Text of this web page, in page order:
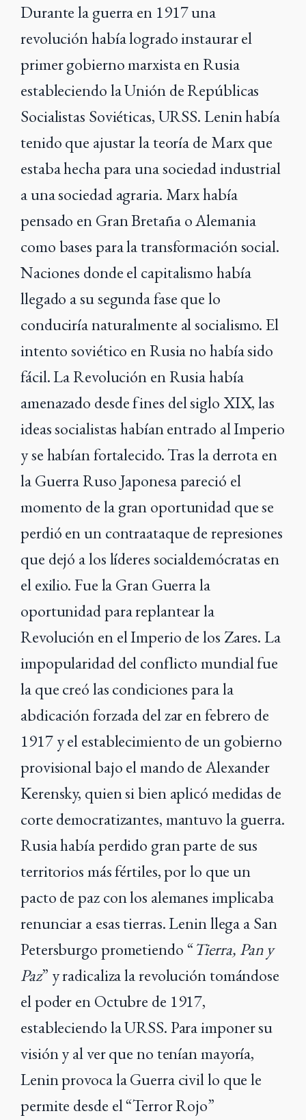
Durante la guerra en 1917 una
revolución había logrado instaurar el
primer gobierno marxista en Rusia
estableciendo la Unión de Repúblicas
Socialistas Soviéticas, URSS. Lenin había
tenido que ajustar la teoría de Marx que
estaba hecha para una sociedad industrial
a una sociedad agraria. Marx había
pensado en Gran Bretaña o Alemania
como bases para la transformación social.
Naciones donde el capitalismo había
llegado a su segunda fase que lo
conduciría naturalmente al socialismo. El
intento soviético en Rusia no había sido
fácil. La Revolución en Rusia había
amenazado desde fines del siglo XIX, las
ideas socialistas habían entrado al Imperio
y se habían fortalecido. Tras la derrota en
la Guerra Ruso Japonesa pareció el
momento de la gran oportunidad que se
perdió en un contraataque de represiones
que dejó a los líderes socialdemócratas en
el exilio. Fue la Gran Guerra la
oportunidad para replantear la
Revolución en el Imperio de los Zares. La
impopularidad del conflicto mundial fue
la que creó las condiciones para la
abdicación forzada del zar en febrero de
1917 y el establecimiento de un gobierno
provisional bajo el mando de Alexander
Kerensky, quien si bien aplicó medidas de
corte democratizantes, mantuvo la guerra.
Rusia había perdido gran parte de sus
territorios más fértiles, por lo que un
pacto de paz con los alemanes implicaba
renunciar a esas tierras. Lenin llega a San
Petersburgo prometiendo “Tierra, Pan y
Paz” y radicaliza la revolución tomándose
el poder en Octubre de 1917,
estableciendo la URSS. Para imponer su
visión y al ver que no tenían mayoría,
Lenin provoca la Guerra civil lo que le
permite desde el “Terror Rojo”